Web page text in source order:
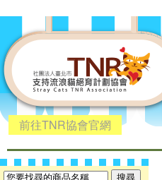
前往TNR協會官網